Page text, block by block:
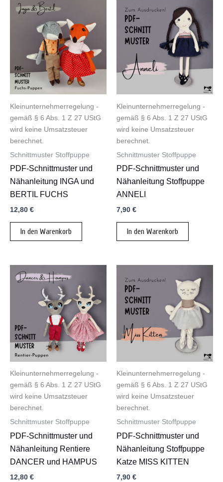
Kleinunternehmerregelung -
gemäß § 6 Abs. 1 Z 27 UStG
wird keine Umsatzsteuer
berechnet.
Schnittmuster Stoffpuppe
PDF-Schnittmuster und
Nähanleitung INGA und
BERTIL FUCHS
12,80 €
In den Warenkorb
Kleinunternehmerregelung -
gemäß § 6 Abs. 1 Z 27 UStG
wird keine Umsatzsteuer
berechnet.
Schnittmuster Stoffpuppe
PDF-Schnittmuster und
Nähanleitung Stoffpuppe
ANNELI
7,90 €
In den Warenkorb
Kleinunternehmerregelung -
gemäß § 6 Abs. 1 Z 27 UStG
wird keine Umsatzsteuer
berechnet.
Schnittmuster Stoffpuppe
PDF-Schnittmuster und
Nähanleitung Rentiere
DANCER und HAMPUS
12,80 €
Kleinunternehmerregelung -
gemäß § 6 Abs. 1 Z 27 UStG
wird keine Umsatzsteuer
berechnet.
Schnittmuster Stoffpuppe
PDF-Schnittmuster und
Nähanleitung Stoffpuppe
Katze MISS KITTEN
7,90 €